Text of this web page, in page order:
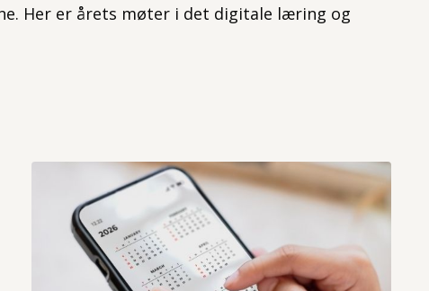
Her er årets møter i det digitale læring og